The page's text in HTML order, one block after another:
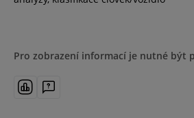
Pro zobrazení informací je nutné být